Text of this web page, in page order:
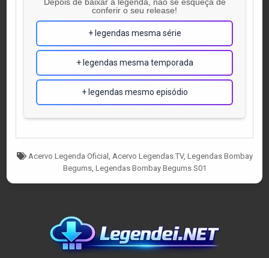
conferir o seu release!
+ legendas mesma série
+ legendas mesma temporada
+ legendas mesmo episódio
Tagged
Acervo Legenda Oficial Acervo Legendas.TV, Legendas Bombay
Begums, Legendas Bombay Begums S01